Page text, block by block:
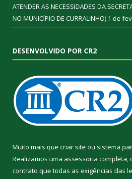
ATENDER AS NECESSIDADES DA
NO MUNICÍPIO DE CURRALINHO) 1 de
DESENVOLVIDO POR CR2
Muito mais que criar site ou sistema
Realizamos uma assessoria completa,
contrato que todas as exigências das